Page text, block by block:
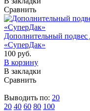
Сравнить
Дополнительный подвес
«СуперДак»
100 руб.
В корзину
В закладки
Сравнить
Выводить по: 20
20 40 60 80 100